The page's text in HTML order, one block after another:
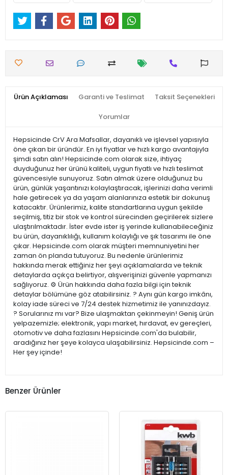
Ürün Açıklaması Garanti ve Teslimat Taksit Seçenekleri
Yorumlar
Hepsicinde CrV Ara Mafsallar, dayanıklı ve işlevsel yapısıyla
öne çıkan bir üründür. En iyi fiyatlar ve hızlı kargo avantajıyla
şimdi satın alın! Hepsicinde.com olarak size, ihtiyaç
duyduğunuz her ürünü kaliteli, uygun fiyatlı ve hızlı teslimat
güvencesiyle sunuyoruz. Satın almak üzere olduğunuz bu
ürün, günlük yaşantınızı kolaylaştıracak, işlerinizi daha verimli
hale getirecek ya da yaşam alanlarınıza estetik bir dokunuş
katacaktır. Ürünlerimiz, kalite standartlarına uygun şekilde
seçilmiş, titiz bir stok ve kontrol sürecinden geçirilerek sizlere
ulaştırılmaktadır. İster evde ister iş yerinde kullanabileceğiniz
bu ürün, dayanıklılığı, kullanım kolaylığı ve şık tasarımı ile öne
çıkar. Hepsicinde.com olarak müşteri memnuniyetini her
zaman ön planda tutuyoruz. Bu nedenle ürünlerimiz
hakkında merak ettiğiniz her şeyi açıklamalarda ve teknik
detaylarda açıkça belirtiyor, alışverişinizi güvenle yapmanızı
sağlıyoruz. ⚙️ Ürün hakkında daha fazla bilgi için teknik
detaylar bölümüne göz atabilirsiniz. ? Aynı gün kargo imkânı,
kolay iade süreci ve 7/24 destek hizmetimiz ile yanınızdayız.
? Sorularınız mı var? Bize ulaşmaktan çekinmeyin! Geniş ürün
yelpazemizle; elektronik, yapı market, hırdavat, ev gereçleri,
otomotiv ve daha fazlasını Hepsicinde.com'da bulabilir,
aradığınız her şeye kolayca ulaşabilirsiniz. Hepsicinde.com –
Her şey içinde!
Benzer Ürünler